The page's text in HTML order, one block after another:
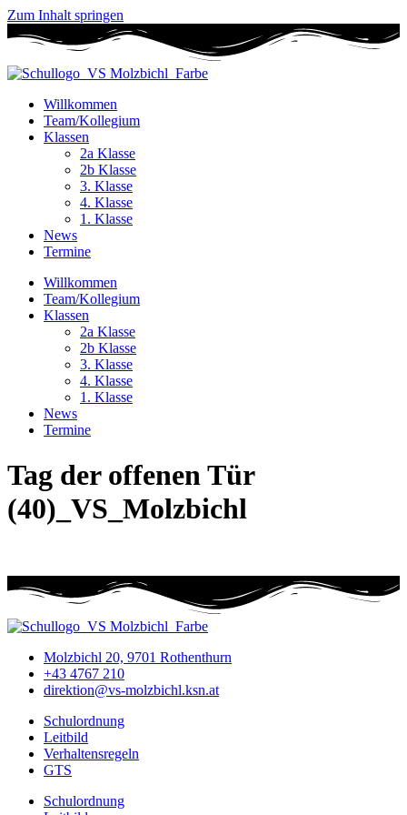
Zum Inhalt springen
Willkommen
Team/Kollegium
Klassen
2a Klasse
2b Klasse
3. Klasse
4. Klasse
1. Klasse
News
Termine
Willkommen
Team/Kollegium
Klassen
2a Klasse
2b Klasse
3. Klasse
4. Klasse
1. Klasse
News
Termine
Tag der offenen Tür
(40)_VS_Molzbichl
Molzbichl 20, 9701 Rothenthurn
+43 4767 210
direktion@vs-molzbichl.ksn.at
Schulordnung
Leitbild
Verhaltensregeln
GTS
Schulordnung